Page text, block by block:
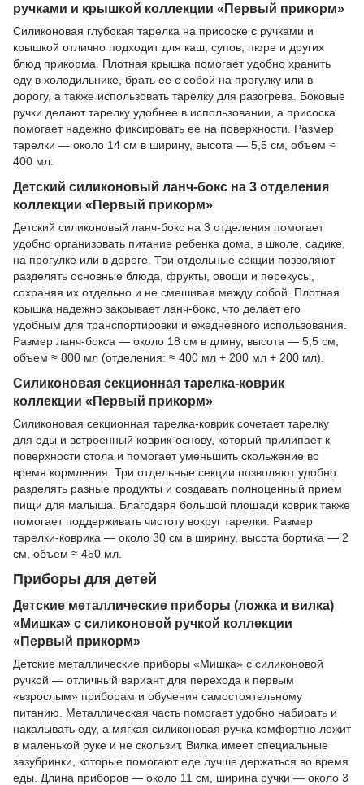
ручками и крышкой коллекции «Первый прикорм»
Силиконовая глубокая тарелка на присоске с ручками и
крышкой отлично подходит для каш, супов, пюре и других
блюд прикорма. Плотная крышка помогает удобно хранить
еду в холодильнике, брать ее с собой на прогулку или в
дорогу, а также использовать тарелку для разогрева. Боковые
ручки делают тарелку удобнее в использовании, а присоска
помогает надежно фиксировать ее на поверхности. Размер
тарелки — около 14 см в ширину, высота — 5,5 см, объем ≈
400 мл.
Детский силиконовый ланч-бокс на 3 отделения
коллекции «Первый прикорм»
Детский силиконовый ланч-бокс на 3 отделения помогает
удобно организовать питание ребенка дома, в школе, садике,
на прогулке или в дороге. Три отдельные секции позволяют
разделять основные блюда, фрукты, овощи и перекусы,
сохраняя их отдельно и не смешивая между собой. Плотная
крышка надежно закрывает ланч-бокс, что делает его
удобным для транспортировки и ежедневного использования.
Размер ланч-бокса — около 18 см в длину, высота — 5,5 см,
объем ≈ 800 мл (отделения: ≈ 400 мл + 200 мл + 200 мл).
Силиконовая секционная тарелка-коврик
коллекции «Первый прикорм»
Силиконовая секционная тарелка-коврик сочетает тарелку
для еды и встроенный коврик-основу, который прилипает к
поверхности стола и помогает уменьшить скольжение во
время кормления. Три отдельные секции позволяют удобно
разделять разные продукты и создавать полноценный прием
пищи для малыша. Благодаря большой площади коврик также
помогает поддерживать чистоту вокруг тарелки. Размер
тарелки-коврика — около 30 см в ширину, высота бортика — 2
см, объем ≈ 450 мл.
Приборы для детей
Детские металлические приборы (ложка и вилка)
«Мишка» с силиконовой ручкой коллекции
«Первый прикорм»
Детские металлические приборы «Мишка» с силиконовой
ручкой — отличный вариант для перехода к первым
«взрослым» приборам и обучения самостоятельному
питанию. Металлическая часть помогает удобно набирать и
накалывать еду, а мягкая силиконовая ручка комфортно лежит
в маленькой руке и не скользит. Вилка имеет специальные
зазубринки, которые помогают еде лучше держаться во время
еды. Длина приборов — около 11 см, ширина ручки — около 3